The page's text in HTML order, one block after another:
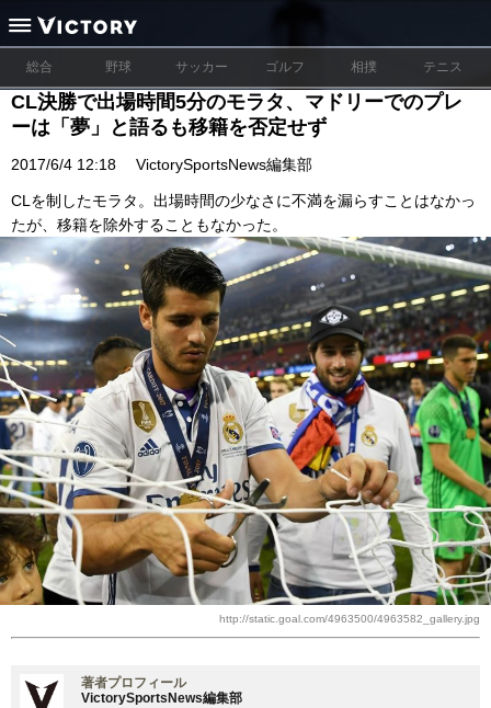
総合 野球 サッカー ゴルフ 相撲 テニス
CL決勝で出場時間5分のモラタ、マドリーでのプレ
ーは「夢」と語るも移籍を否定せず
2017/6/4 12:18 VictorySportsNews編集部
CLを制したモラタ。出場時間の少なさに不満を漏らすことはなかっ
たが、移籍を除外することもなかった。
http://static.goal.com/4963500/4963582_gallery.jpg
著者プロフィール
VictorySportsNews編集部